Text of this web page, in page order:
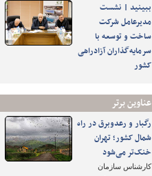
ببینید | نشست
مدیرعامل شرکت
ساخت و توسعه با
سرمایه‌گذاران آزادراهی
کشور
عناوین برتر
رگبار و رعدوبرق در راه
شمال کشور؛ تهران
خنک‌تر می‌شود
کارشناس سازمان